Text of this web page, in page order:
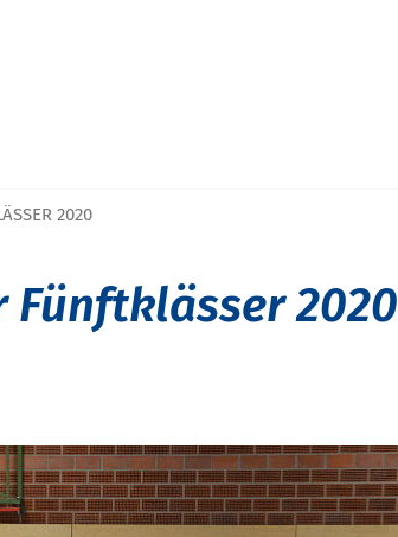
2020
Fünftklässer 2020